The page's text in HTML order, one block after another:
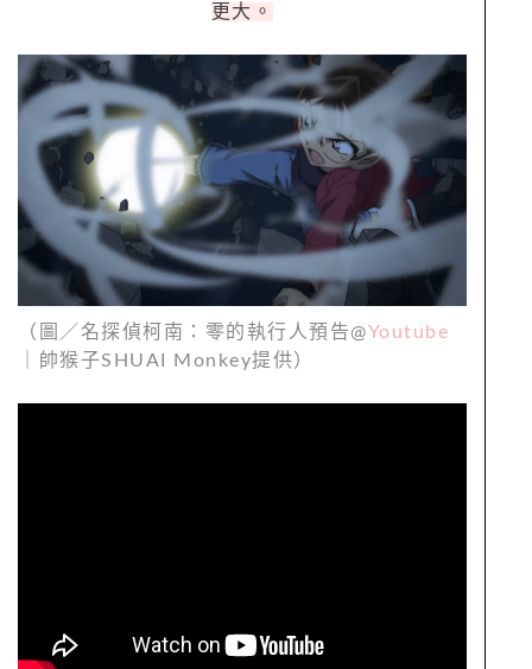
更大。
（圖／名探偵柯南：零的執行人預告@Youtube
｜帥猴子SHUAI Monkey提供）